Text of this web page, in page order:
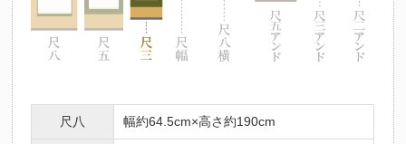
尺八 幅約64.5cm×高さ約190cm